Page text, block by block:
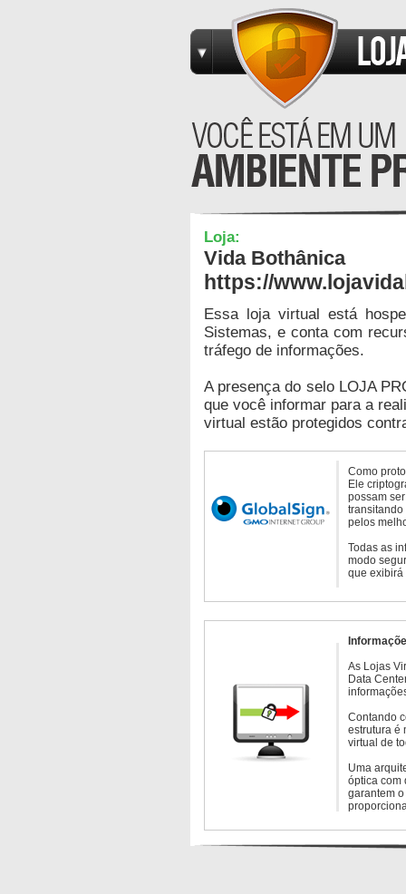
Loja:
Vida Bothânica
https://
Essa loja virtual está
Sistemas, e conta com
tráfego de informações.
A presença do selo LOJA
que você informar para a
virtual estão protegidos
Como
Ele
possam
transitando
pelos
Todas as
modo
que exibirá
As Lojas
Data
Contando
estrutura é
virtual de
Uma
óptica com
garantem